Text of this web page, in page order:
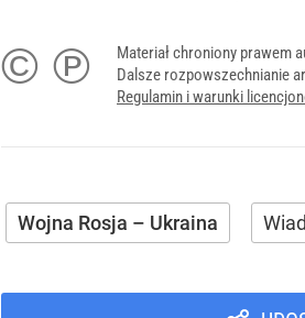
© ℗
Materiał chroniony prawem
Dalsze rozpowszechnianie
Regulamin i warunki
Wojna Rosja – Ukraina